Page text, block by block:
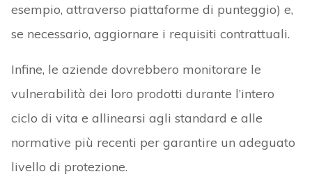
esempio, attraverso piattaforme di punteggio) e,
se necessario, aggiornare i requisiti contrattuali.
Infine, le aziende dovrebbero monitorare le
vulnerabilità dei loro prodotti durante l’intero
ciclo di vita e allinearsi agli standard e alle
normative più recenti per garantire un adeguato
livello di protezione.